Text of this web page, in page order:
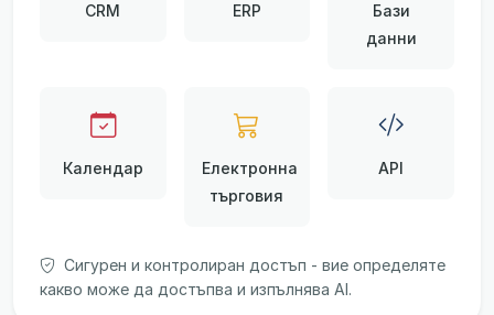
CRM ERP
Бази
данни
Календар
Електронна
търговия
API
Сигурен и контролиран достъп - вие определяте
какво може да достъпва и изпълнява AI.